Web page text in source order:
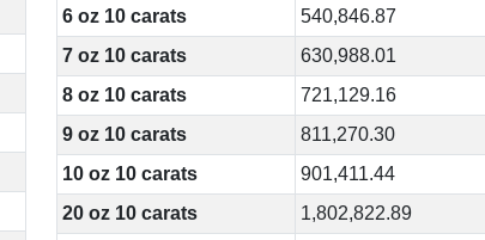
6 oz 10 carats
540,846.87
7 oz 10 carats
630,988.01
8 oz 10 carats
721,129.16
9 oz 10 carats
811,270.30
10 oz 10 carats
901,411.44
20 oz 10 carats
1,802,822.89